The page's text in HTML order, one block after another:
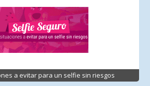
a evitar para un selfie sin riesgos